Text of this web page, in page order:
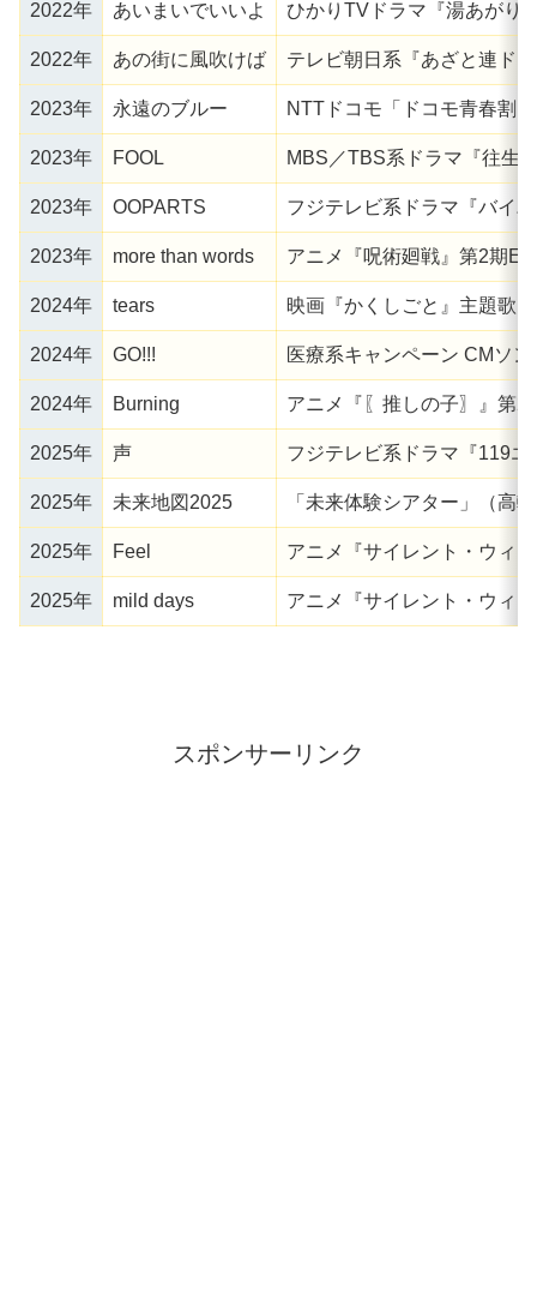
2022年 あいまいでいいよ ひかりTVドラマ『湯あがり
2022年 あの街に風吹けば テレビ朝日系『あざと連ド
2023年 永遠のブルー NTTドコモ「ドコモ青春割
2023年 FOOL MBS／TBS系ドラマ『往生
2023年 OOPARTS フジテレビ系ドラマ『バイ
2023年 more than words アニメ『呪術廻戦』第2期
2024年 tears 映画『かくしごと』主題歌
2024年 GO!!! 医療系キャンペーン CMソ
2024年 Burning アニメ『〖推しの子〗』第2
2025年 声 フジテレビ系ドラマ『119
2025年 未来地図2025 「未来体験シアター」（高
2025年 Feel アニメ『サイレント・ウィ
2025年 mild days アニメ『サイレント・ウィ
スポンサーリンク